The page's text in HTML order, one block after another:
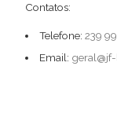
Contatos:
Telefone:239
Email: